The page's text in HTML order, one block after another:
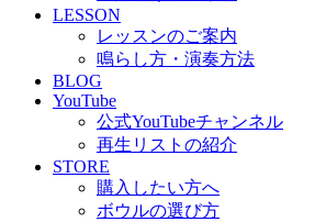
LESSON
レッスンのご案内
鳴らし方・演奏方法
BLOG
YouTube
公式YouTubeチャンネル
再生リストの紹介
STORE
購入したい方へ
ボウルの選び方